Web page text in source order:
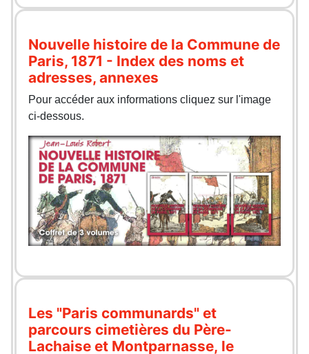
Nouvelle histoire de la Commune de
Paris, 1871 - Index des noms et
adresses, annexes
Pour accéder aux informations cliquez sur l'image
ci-dessous.
Les "Paris communards" et
parcours cimetières du Père-
Lachaise et Montparnasse, le